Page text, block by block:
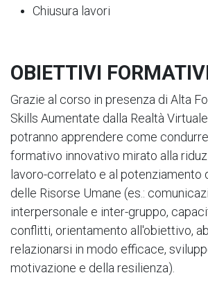
Chiusura lavori
OBIETTIVI
Grazie al corso in presenza di Alta
Skills Aumentate dalla Realtà
potranno apprendere come
formativo innovativo mirato alla
lavoro-correlato e al potenziamento
delle Risorse Umane (es.:
interpersonale e inter-gruppo,
conflitti, orientamento all'obiettivo,
relazionarsi in modo efficace,
motivazione e della resilienza).